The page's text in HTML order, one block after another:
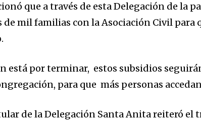
que a través de esta Delegación de la
de mil familias con la Asociación Civil
está por terminar, estos subsidios
para que más personas
de la Delegación Santa Anita reiteró el